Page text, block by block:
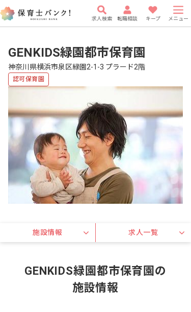
求人検索 転職相談 キープ メニュー
GENKIDS緑園都市保育園
神奈川県横浜市泉区緑園2-1-3 プラード2階
認可保育園
施設情報 求人一覧
GENKIDS緑園都市保育園の
施設情報